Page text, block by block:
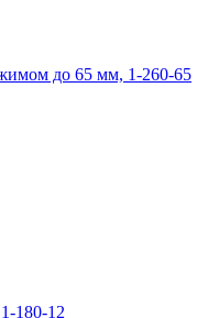
до 65 мм, 1-260-65
180-12